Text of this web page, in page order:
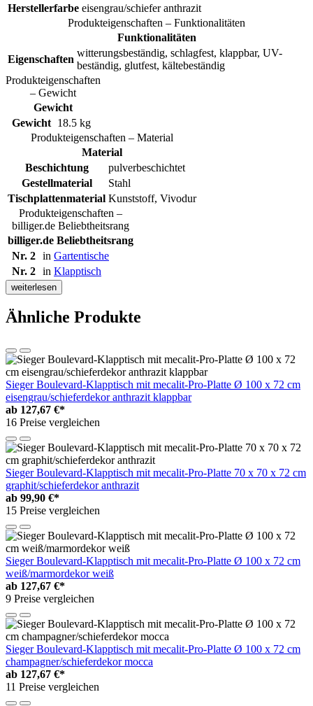
Herstellerfarbe eisengrau/schiefer anthrazit
Produkteigenschaften – Funktionalitäten
Funktionalitäten
Eigenschaften
witterungsbeständig, schlagfest, klappbar, UV-
beständig, glutfest, kältebeständig
Produkteigenschaften
– Gewicht
Gewicht
Gewicht
18.5 kg
Produkteigenschaften – Material
Material
Beschichtung
pulverbeschichtet
Gestellmaterial
Stahl
Tischplattenmaterial Kunststoff, Vivodur
Produkteigenschaften –
billiger.de Beliebtheitsrang
billiger.de Beliebtheitsrang
Nr. 2 in Gartentische
Nr. 2 in Klapptisch
weiterlesen
Ähnliche Produkte
Sieger Boulevard-Klapptisch mit mecalit-Pro-Platte Ø 100 x 72 cm
eisengrau/schieferdekor anthrazit klappbar
ab 127,67 €*
16 Preise vergleichen
Sieger Boulevard-Klapptisch mit mecalit-Pro-Platte 70 x 70 x 72 cm
graphit/schieferdekor anthrazit
ab 99,90 €*
15 Preise vergleichen
Sieger Boulevard-Klapptisch mit mecalit-Pro-Platte Ø 100 x 72 cm
weiß/marmordekor weiß
ab 127,67 €*
9 Preise vergleichen
Sieger Boulevard-Klapptisch mit mecalit-Pro-Platte Ø 100 x 72 cm
champagner/schieferdekor mocca
ab 127,67 €*
11 Preise vergleichen